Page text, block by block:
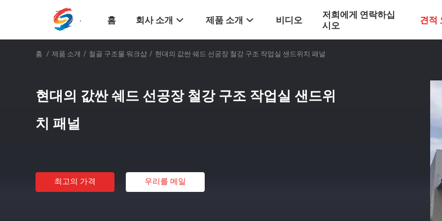
홈 회사 소개 제품 소개 비디오
저희에게 연락하십
시오
견적
홈 / 제품 소개 / 철골 구조물 워크샵 / 현대의 값싼 쉐드 선공장 철강 구조 작업실 샌드위치 패널
현대의 값싼 쉐드 선공장 철강 구조 작업실 샌드위
치 패널
최고의 가격 우리를 메일